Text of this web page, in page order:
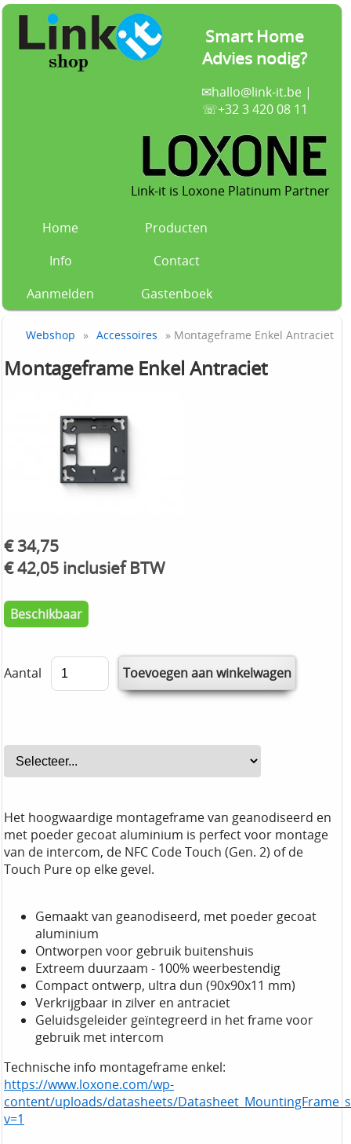
Smart Home
Advies nodig?
✉hallo@link-it.be|
☏+32 3 420 08 11
Link-it is Loxone Platinum Partner
Home
Producten
Info
Contact
Aanmelden
Gastenboek
Webshop » Accessoires » Montageframe Enkel Antraciet
Montageframe Enkel Antraciet
€ 34,75
€ 42,05 inclusief BTW
Beschikbaar
Aantal
Het hoogwaardige montageframe van geanodiseerd en
met poeder gecoat aluminium is perfect voor montage
van de intercom, de NFC Code Touch (Gen. 2) of de
Touch Pure op elke gevel.
Gemaakt van geanodiseerd, met poeder gecoat
aluminium
Ontworpen voor gebruik buitenshuis
Extreem duurzaam - 100% weerbestendig
Compact ontwerp, ultra dun (90x90x11 mm)
Verkrijgbaar in zilver en antraciet
Geluidsgeleider geïntegreerd in het frame voor
gebruik met intercom
Technische info montageframe enkel:
https://www.loxone.com/wp-
content/uploads/datasheets/
v=1